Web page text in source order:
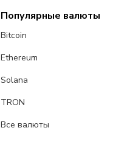
Популярные валюты
Bitcoin
Ethereum
Solana
TRON
Все валюты